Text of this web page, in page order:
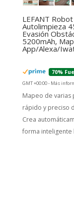
LEFANT
Autolimpieza
Evasión
5200mAh,
App/Alexa/
70%
GMT +00:00 - Más
Mapeo de varias
rápido y preciso
Crea
forma inteligente